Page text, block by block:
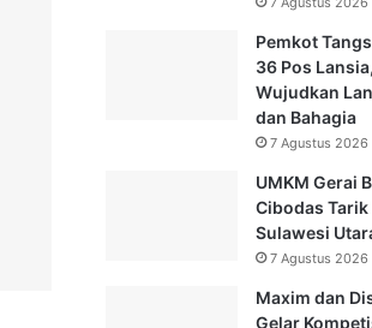
Pemkot
36 Pos
Wujudkan
dan Bahagia
7 Agustus 2026
UMKM Gerai
Cibodas Tarik
Sulawesi
7 Agustus 2026
Maxim dan
Gelar